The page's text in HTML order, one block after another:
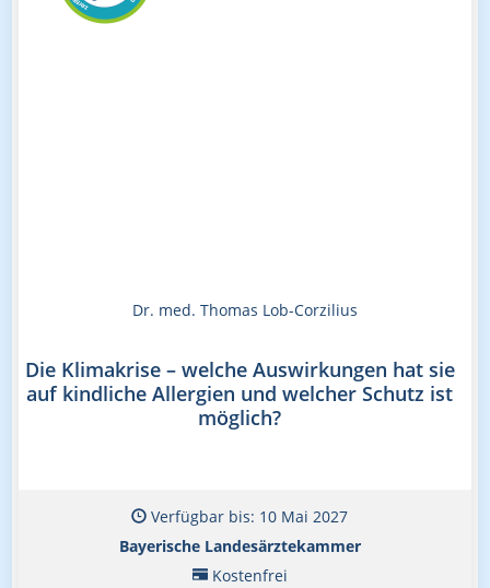
Dr. med. Thomas Lob-Corzilius
Die Klimakrise – welche Auswirkungen hat sie
auf kindliche Allergien und welcher Schutz ist
möglich?
Verfügbar bis: 10 Mai 2027
Bayerische Landesärztekammer
Kostenfrei